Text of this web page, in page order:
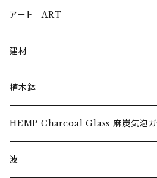
ウイスキーグラス〜Whisky Glass
ゴブレット〜Goblet〜
ショットグラス〜Shot Glass
ワイングラス~Wine Glass
フリーグラス〜FREEEE
アート ART
建材
植木鉢
HEMP Charcoal Glass 麻炭気泡ガ
波